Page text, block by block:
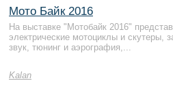
Kalan
Мото Байк 2016
На выставке "Мотобайк 2016"
электрические мотоциклы и скутеры,
звук, тюнинг и аэрография,...